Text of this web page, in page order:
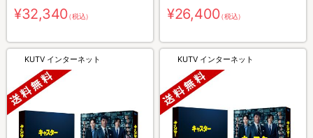
無料・4枚組）
¥32,340（税込）
料・6枚組）
¥26,400（税込）
KUTV インターネット KUTV インターネット